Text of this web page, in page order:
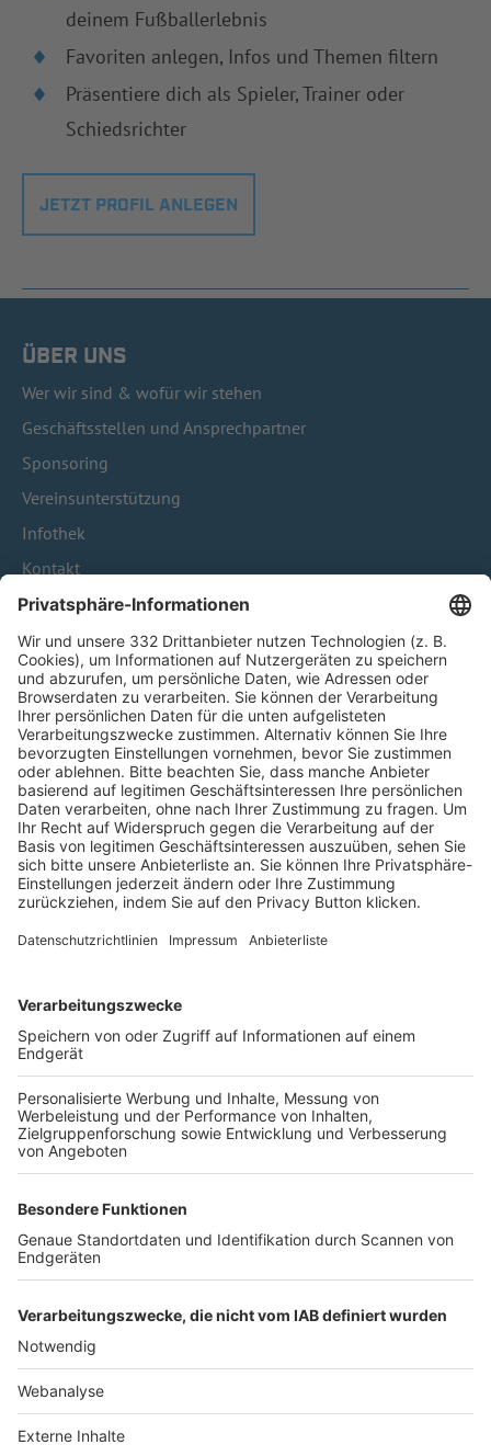
deinem Fußballerlebnis
Favoriten anlegen, Infos und Themen filtern
Präsentiere dich als Spieler, Trainer oder
Schiedsrichter
JETZT PROFIL ANLEGEN
ÜBER UNS
Wer wir sind & wofür wir stehen
Geschäftsstellen und Ansprechpartner
Sponsoring
Vereinsunterstützung
Infothek
Kontakt
HÄUFIG BESUCHTE SEITEN
Pässe und Vereinswechsel
Trainerausbildung
Schulungsangebot Vereinsmitarbeiter
BFV-Geschäftsstellen
Trainerbörse
Login SpielPlus
FOLGE DEM BFV
TOP-VEREINE
TOP-PARTNER
Nutzungsbedingungen Datenschutz Impressum